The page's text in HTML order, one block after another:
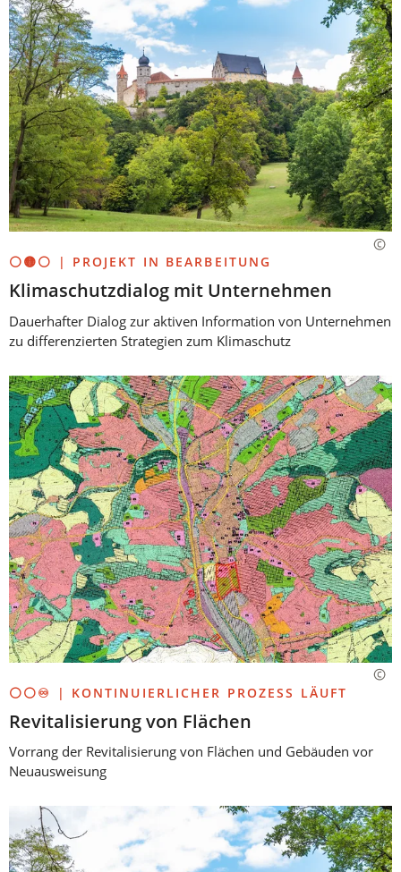
⚪🟡⚪ | PROJEKT IN BEARBEITUNG
Klimaschutzdialog mit Unternehmen
Dauerhafter Dialog zur aktiven Information von Unternehmen
zu differenzierten Strategien zum Klimaschutz
⚪⚪♾️ | KONTINUIERLICHER PROZESS LÄUFT
Revitalisierung von Flächen
Vorrang der Revitalisierung von Flächen und Gebäuden vor
Neuausweisung